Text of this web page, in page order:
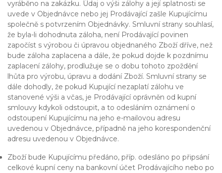
vyráběno na zakázku. Údaj o výši zálohy a její splatnosti se
uvede v Objednávce nebo jej Prodávající zašle Kupujícímu
společně s potvrzením Objednávky. Smluvní strany souhlasí,
že byla-li dohodnuta záloha, není Prodávající povinen
započíst s výrobou či úpravou objednaného Zboží dříve, než
bude záloha zaplacena a dále, že pokud dojde k pozdnímu
zaplacení zálohy, prodlužuje se o dobu tohoto zpoždění
lhůta pro výrobu, úpravu a dodání Zboží. Smluvní strany se
dále dohodly, že pokud Kupující nezaplatí zálohu ve
stanovené výši a včas, je Prodávající oprávněn od kupní
smlouvy kdykoli odstoupit, a to odesláním oznámení o
odstoupení Kupujícímu na jeho e-mailovou adresu
uvedenou v Objednávce, případně na jeho korespondenční
adresu uvedenou v Objednávce.
Zboží bude Kupujícímu předáno, příp. odesláno po připsání
celkové kupní ceny na bankovní účet Prodávajícího nebo po